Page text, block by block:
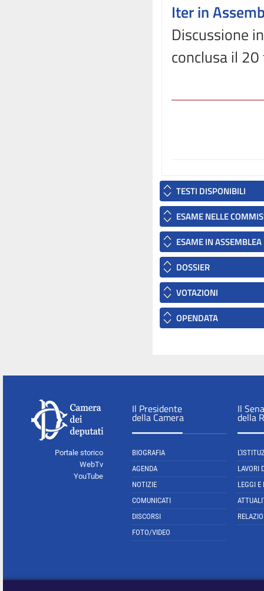
Iter in
Discussione
conclusa il
TESTI DISPONIBILI
ESAME NELLE
ESAME IN ASSEMBLEA
DOSSIER
VOTAZIONI
OPENDATA
Portale storico
WebTv
YouTube
Il Presidente
della Camera
BIOGRAFIA
AGENDA
NOTIZIE
COMUNICATI
DISCORSI
FOTO/VIDEO
Il
della
LAVORI
LEGGI E